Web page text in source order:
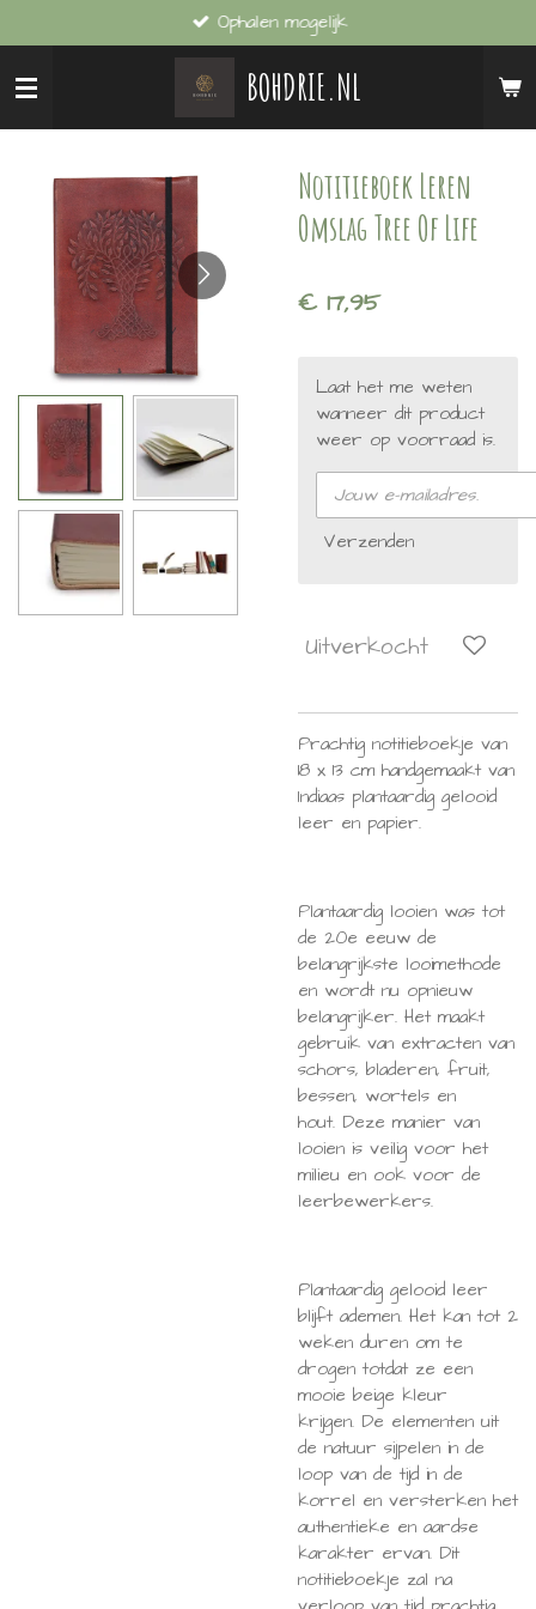
direct
naar
de
hoofdinhoud
BOHDRIE.NL
Ophalen mogelijk
Notitieboek Leren
Omslag Tree Of Life
€ 17,95
Laat het me weten
wanneer dit product
weer op voorraad is.
Verzenden
Uitverkocht
Prachtig notitieboekje van
18 x 13 cm handgemaakt van
Indiaas plantaardig gelooid
leer en papier.
Plantaardig looien was tot
de 20e eeuw de
belangrijkste looimethode
en wordt nu opnieuw
belangrijker. Het maakt
gebruik van extracten van
schors, bladeren, fruit,
bessen, wortels en
hout. Deze manier van
looien is veilig voor het
milieu en ook voor de
leerbewerkers.
Plantaardig gelooid leer
blijft ademen. Het kan tot 2
weken duren om te
drogen totdat ze een
mooie beige kleur
krijgen. De elementen uit
de natuur sijpelen in de
loop van de tijd in de
korrel en versterken het
authentieke en aardse
karakter ervan. Dit
notitieboekje zal na